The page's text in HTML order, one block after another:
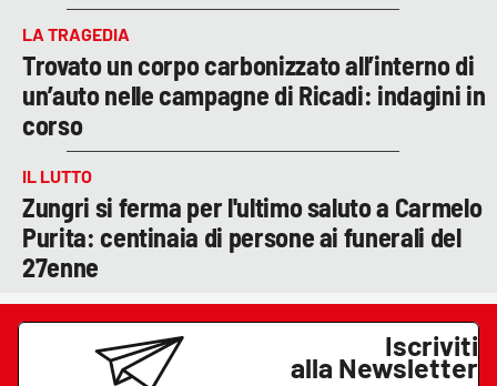
LA TRAGEDIA
Trovato un corpo carbonizzato all’interno di
un’auto nelle campagne di Ricadi: indagini in
corso
IL LUTTO
Zungri si ferma per l'ultimo saluto a Carmelo
Purita: centinaia di persone ai funerali del
27enne
Iscriviti
alla Newsletter